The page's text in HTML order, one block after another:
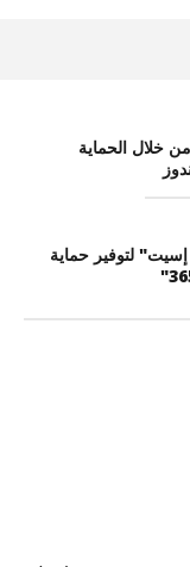
خلال الحماية
لتوفير حماية